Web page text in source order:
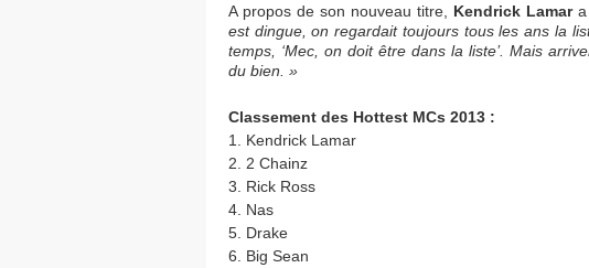
A propos de son nouveau titre, Kendrick Lamara
est dingue, on regardait toujours tous les ans la
temps, ‘Mec, on doit être dans la liste’. Mais
du bien. »
Classement des Hottest MCs 2013 :
1. Kendrick Lamar
2. 2 Chainz
3. Rick Ross
4. Nas
5. Drake
6. Big Sean